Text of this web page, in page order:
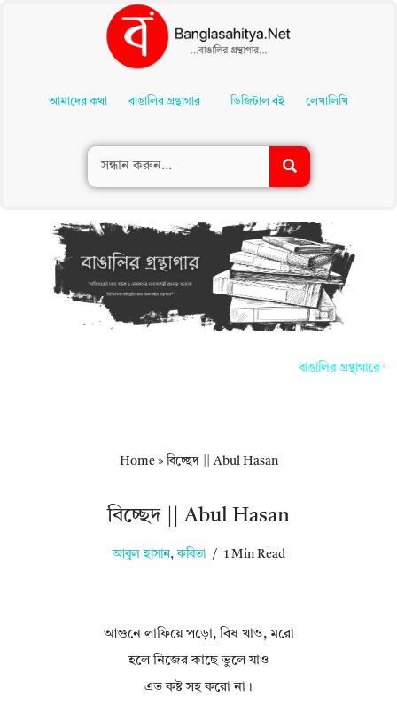
Contentআমাদের কথা বাঙালির গ্রন্থাগার ডিজিটাল বই লেখালিখি
বাঙালির গ্রন্থাগারে
Home»বিচ্ছেদ || Abul Hasan
বিচ্ছেদ || Abul Hasan
আবুল হাসান, কবিতা 1 Min Read
আগুনে লাফিয়ে পড়ো, বিষ খাও, মরো
হলে নিজের কাছে ভুলে যাও
এত কষ্ট সহ করো না।